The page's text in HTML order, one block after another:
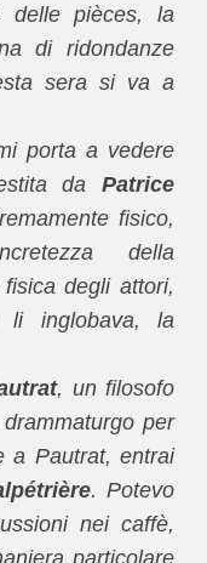
delle pièces, la
di ridondanze
sera si va a
porta a vedere
da Patrice
fisico,
della
degli attori,
inglobava, la
, un filosofo
per
a Pautrat, entrai
. Potevo
nei caffè,
particolare